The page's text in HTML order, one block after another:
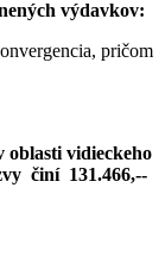
výdavkov:
pričom
oblasti vidieckeho
činí 131.466,--